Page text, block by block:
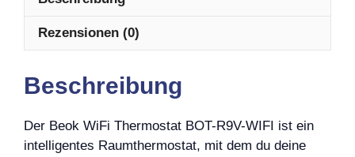
Rezensionen (0)
Beschreibung
Der Beok WiFi Thermostat BOT-R9V-WIFI ist ein
intelligentes Raumthermostat, mit dem du deine